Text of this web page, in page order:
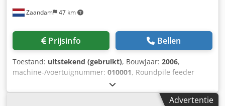
Zaandam 47 km
Prijsinfo Bellen
Toestand: uitstekend (gebruikt), Bouwjaar: 2006,
machine-/voertuignummer: 010001, Roundpile feeder
model RFU-74, Cross folder AFC-744AKT, 32 page machine,
Books tools standart parts. Codpfx Afeykrvweisrf
Advertentie